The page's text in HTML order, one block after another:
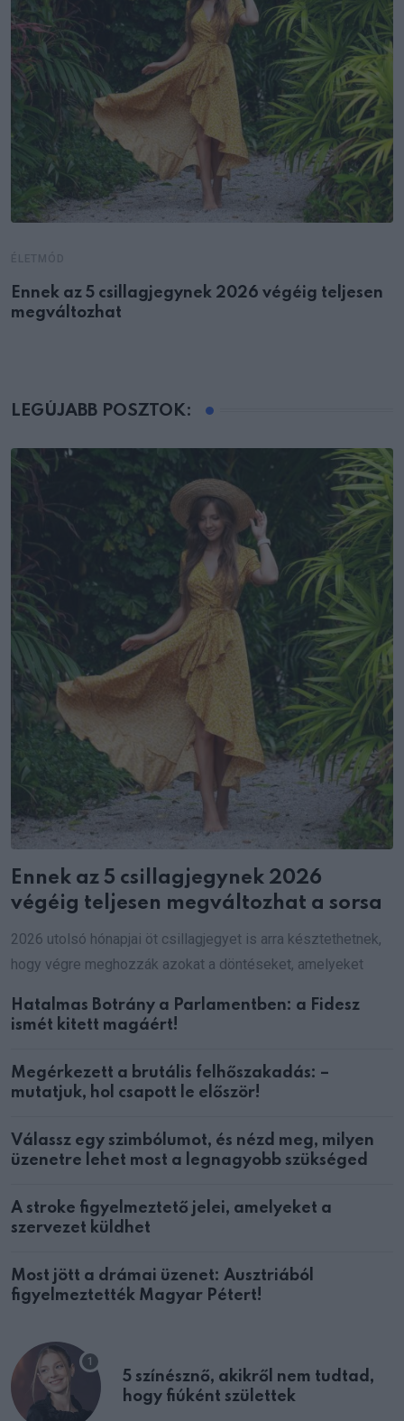
Ennek az 5 csillagjegynek 2026 végéig teljesen
megváltozhat
LEGÚJABB POSZTOK:
Ennek az 5 csillagjegynek 2026
végéig teljesen megváltozhat a sorsa
2026 utolsó hónapjai öt csillagjegyet is arra késztethetnek,
hogy végre meghozzák azokat a döntéseket, amelyeket
Hatalmas Botrány a Parlamentben: a Fidesz
ismét kitett magáért!
Megérkezett a brutális felhőszakadás: –
mutatjuk, hol csapott le először!
Válassz egy szimbólumot, és nézd meg, milyen
üzenetre lehet most a legnagyobb szükséged
A stroke figyelmeztető jelei, amelyeket a
szervezet küldhet
Most jött a drámai üzenet: Ausztriából
figyelmeztették Magyar Pétert!
5 színésznő, akikről nem tudtad,
hogy fiúként születtek